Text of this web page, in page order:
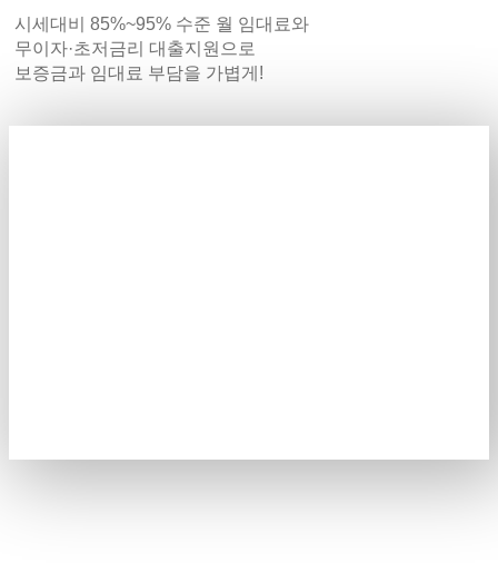
시세대비 85%~95% 수준 월 임대료와
무이자·초저금리 대출지원으로
보증금과 임대료 부담을 가볍게!